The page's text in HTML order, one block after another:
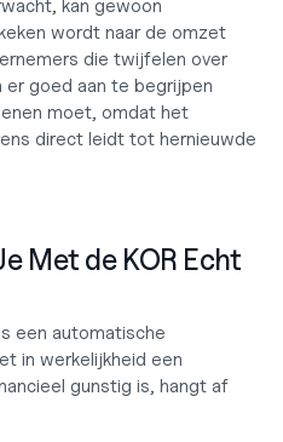
kan gewoon
wordt naar de omzet
die twijfelen over
goed aan te begrijpen
moet, omdat het
direct leidt tot hernieuwde
Met de KOR Echt
een automatische
in werkelijkheid een
gunstig is, hangt af